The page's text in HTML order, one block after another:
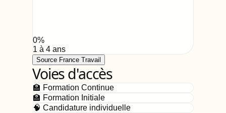
0%
1 à 4 ans
Source France Travail
Voies d'accès
🏫 Formation Continue
🏫 Formation Initiale
🧠 Candidature individuelle